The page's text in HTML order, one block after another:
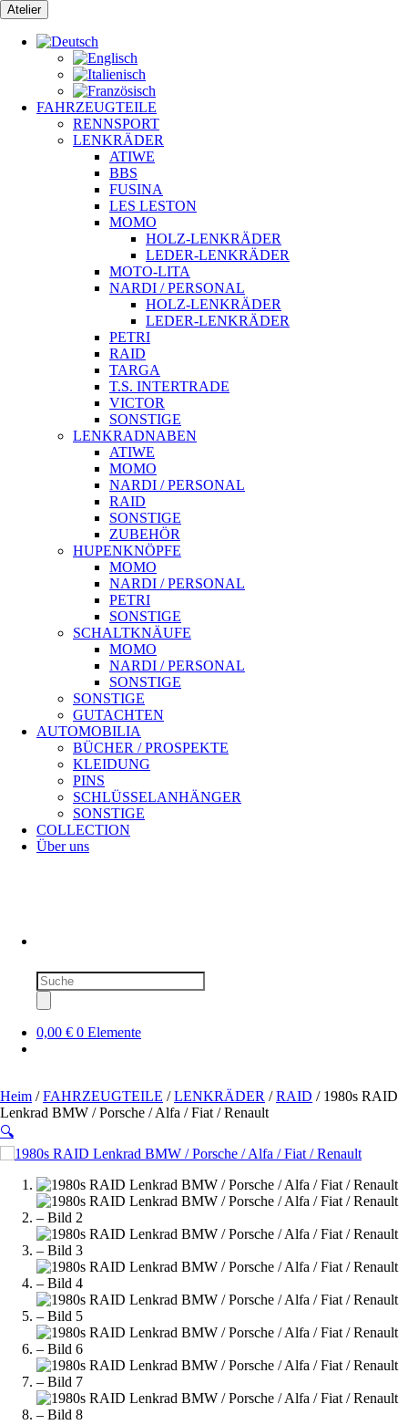
Zum
Inhalt
springen
Atelier
FAHRZEUGTEILE
RENNSPORT
LENKRÄDER
ATIWE
BBS
FUSINA
LES LESTON
MOMO
HOLZ-LENKRÄDER
LEDER-LENKRÄDER
MOTO-LITA
NARDI / PERSONAL
HOLZ-LENKRÄDER
LEDER-LENKRÄDER
PETRI
RAID
TARGA
T.S. INTERTRADE
VICTOR
SONSTIGE
LENKRADNABEN
ATIWE
MOMO
NARDI / PERSONAL
RAID
SONSTIGE
ZUBEHÖR
HUPENKNÖPFE
MOMO
NARDI / PERSONAL
PETRI
SONSTIGE
SCHALTKNÄUFE
MOMO
NARDI / PERSONAL
SONSTIGE
SONSTIGE
GUTACHTEN
AUTOMOBILIA
BÜCHER / PROSPEKTE
KLEIDUNG
PINS
SCHLÜSSELANHÄNGER
SONSTIGE
COLLECTION
Über uns
Produktsuche
0,00 € 0 Elemente
Heim /FAHRZEUGTEILE /LENKRÄDER /RAID / 1980s RAID
Lenkrad BMW / Porsche / Alfa / Fiat / Renault
🔍